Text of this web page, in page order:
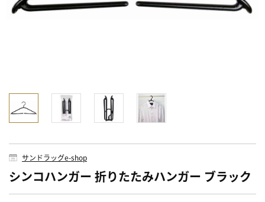
サンドラッグe-shop
シンコハンガー 折りたたみハンガー ブラック